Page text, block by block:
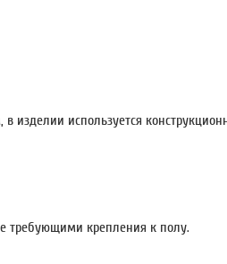
изделии используется
требующими крепления к полу.